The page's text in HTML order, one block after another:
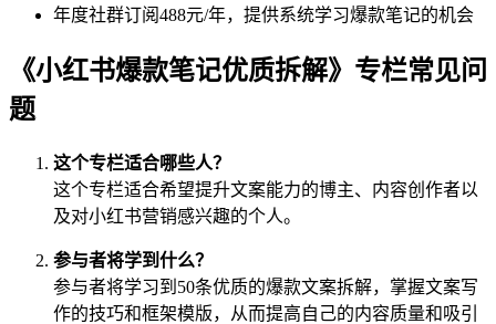
年度社群订阅488元/年，提供系统学习爆款笔记的机会
《小红书爆款笔记优质拆解》专栏常见问
题
这个专栏适合哪些人？
这个专栏适合希望提升文案能力的博主、内容创作者以
及对小红书营销感兴趣的个人。
参与者将学到什么？
参与者将学习到50条优质的爆款文案拆解，掌握文案写
作的技巧和框架模版，从而提高自己的内容质量和吸引